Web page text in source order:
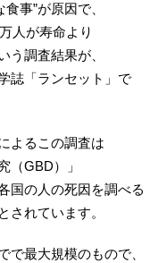
事”が原因で、
人が寿命より
う調査結果が、
誌「ランセット」で
よるこの調査は
（GBD）」
国の人の死因を調べる
されています。
で最大規模のもので、